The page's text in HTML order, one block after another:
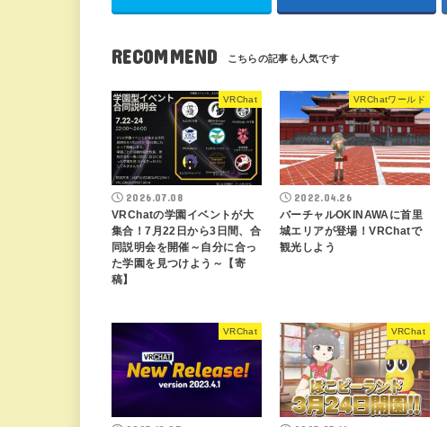
RECOMMEND
VRChat
2026.07.08
VRChatの学園イベントが大
集合！7月22日から3日間、合
同説明会を開催～自分に合っ
た学園を見つけよう～【寄
稿】
VRChatワールド
2022.04.26
バーチャルOKINAWAに首里
城エリアが登場！VRChatで
観光しよう
VRChat VRChat